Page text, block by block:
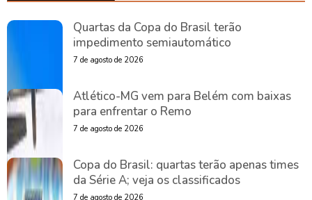
Quartas da Copa do Brasil terão
impedimento semiautomático
7 de agosto de 2026
Atlético-MG vem para Belém com baixas
para enfrentar o Remo
7 de agosto de 2026
Copa do Brasil: quartas terão apenas times
da Série A; veja os classificados
7 de agosto de 2026